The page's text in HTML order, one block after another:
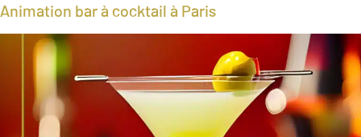
Animation bar à cocktail à Paris